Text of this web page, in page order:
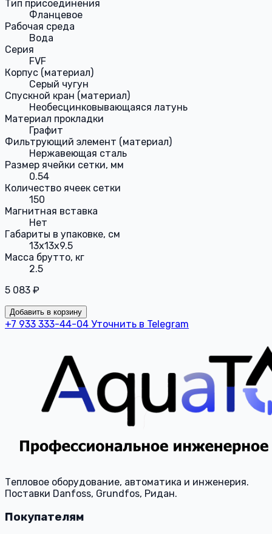
Тип присоединения
Фланцевое
Рабочая среда
Вода
Серия
FVF
Корпус (материал)
Серый чугун
Спускной кран (материал)
Необесцинковывающаяся латунь
Материал прокладки
Графит
Фильтрующий элемент (материал)
Нержавеющая сталь
Размер ячейки сетки, мм
0.54
Количество ячеек сетки
150
Магнитная вставка
Нет
Габариты в упаковке, см
13x13x9.5
Масса брутто, кг
2.5
5 083 ₽
Добавить в корзину
+7 933 333-44-04 Уточнить в Telegram
Тепловое оборудование, автоматика и инженерия.
Поставки Danfoss, Grundfos, Ридан.
Покупателям